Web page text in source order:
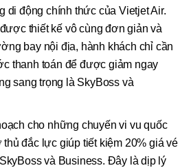
di động chính thức của Vietjet Air.
thiết kế vô cùng đơn giản và
bay nội địa, hành khách chỉ cần
thanh toán để được giảm ngay
sang trọng là SkyBoss và
cho những chuyến vi vu quốc
thủ đắc lực giúp tiết kiệm 20% giá vé
và Business. Đây là dịp lý